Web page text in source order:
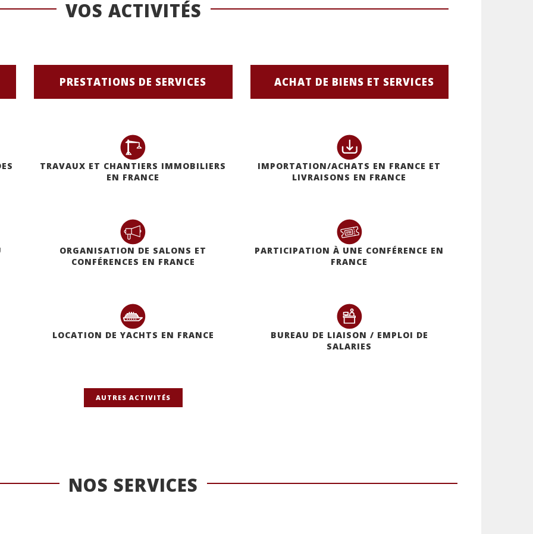
VOS ACTIVITÉS
PRESTATIONS DE SERVICES
TRAVAUX ET CHANTIERS IMMOBILIERS
EN FRANCE
ORGANISATION DE SALONS ET
CONFÉRENCES EN FRANCE
LOCATION DE YACHTS EN FRANCE
ACHAT DE BIENS ET SERVICES
IMPORTATION/ACHATS EN FRANCE ET
LIVRAISONS EN FRANCE
PARTICIPATION À UNE CONFÉRENCE EN
FRANCE
BUREAU DE LIAISON / EMPLOI DE
SALARIES
AUTRES ACTIVITÉS
NOS SERVICES